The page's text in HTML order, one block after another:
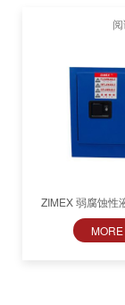
ZIMEX 弱腐蚀性
ZB810040/
MORE